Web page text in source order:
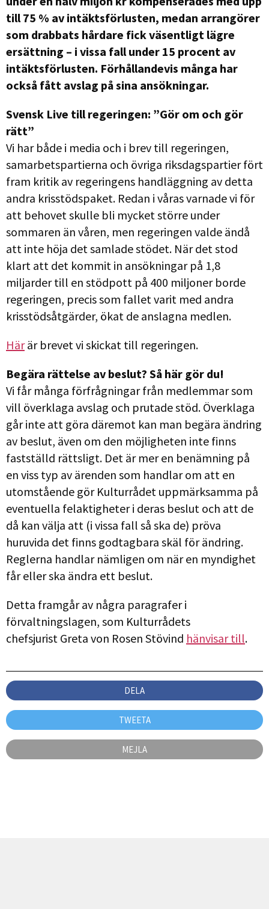
till 75 % av intäktsförlusten, medan arrangörer
som drabbats hårdare fick väsentligt lägre
ersättning – i vissa fall under 15 procent av
intäktsförlusten. Förhållandevis många har
också fått avslag på sina ansökningar.
Svensk Live till regeringen: ”Gör om och gör
rätt”
Vi har både i media och i brev till regeringen,
samarbetspartierna och övriga riksdagspartier fört
fram kritik av regeringens handläggning av detta
andra krisstödspaket. Redan i våras varnade vi för
att behovet skulle bli mycket större under
sommaren än våren, men regeringen valde ändå
att inte höja det samlade stödet. När det stod
klart att det kommit in ansökningar på 1,8
miljarder till en stödpott på 400 miljoner borde
regeringen, precis som fallet varit med andra
krisstödsåtgärder, ökat de anslagna medlen.
Härär brevet vi skickat till regeringen.
Begära rättelse av beslut? Så här gör du!
Vi får många förfrågningar från medlemmar som
vill överklaga avslag och prutade stöd. Överklaga
går inte att göra däremot kan man begära ändring
av beslut, även om den möjligheten inte finns
fastställd rättsligt. Det är mer en benämning på
en viss typ av ärenden som handlar om att en
utomstående gör Kulturrådet uppmärksamma på
eventuella felaktigheter i deras beslut och att de
då kan välja att (i vissa fall så ska de) pröva
huruvida det finns godtagbara skäl för ändring.
Reglerna handlar nämligen om när en myndighet
får eller ska ändra ett beslut.
Detta framgår av några paragrafer i
förvaltningslagen, som Kulturrådets
chefsjurist Greta von Rosen Stövind hänvisar till.
DELA
TWEETA
MEJLA